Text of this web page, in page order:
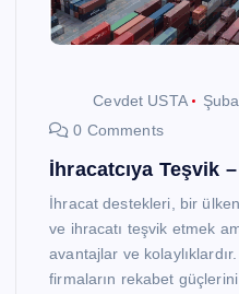
Cevdet USTA
0 Comments
İhracatcıya Teşvik
İhracat destekleri, bir
ve ihracatı teşvik etmek
avantajlar ve
firmaların rekabet